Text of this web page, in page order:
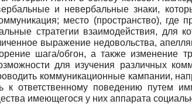
и невербальные знаки,
место (пространство), где
стратегии взаимодействия, для
выражение недовольства,
шага/обгон, а также изменение
для изучения различных
коммуникационные кампании,
к ответственному поведению путем
имеющегося у них аппарата